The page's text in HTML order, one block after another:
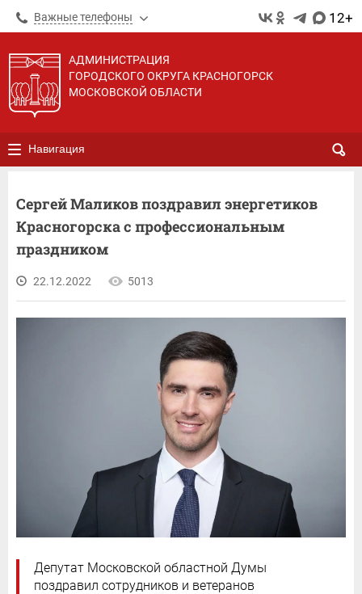
Важные телефоны 12+
АДМИНИСТРАЦИЯ
ГОРОДСКОГО ОКРУГА КРАСНОГОРСК
МОСКОВСКОЙ ОБЛАСТИ
Навигация
Сергей Маликов поздравил энергетиков
Красногорска с профессиональным
праздником
22.12.2022 5013
Депутат Московской областной Думы
поздравил сотрудников и ветеранов